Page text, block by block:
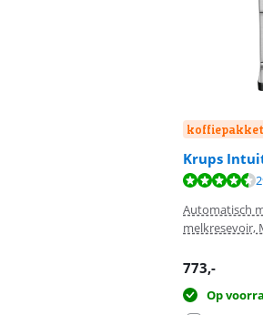
koffiepakket
Krups
Beoordeling is
Automatisch
melkresevoir,
773,-
Op
Beoordeling is
Beoordeling is